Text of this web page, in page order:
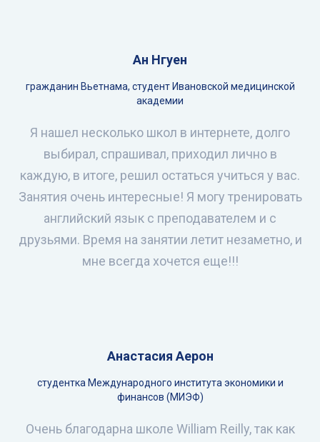
Ан Нгуен
гражданин Вьетнама, студент Ивановской медицинской
академии
Я нашел несколько школ в интернете, долго
выбирал, спрашивал, приходил лично в
каждую, в итоге, решил остаться учиться у вас.
Занятия очень интересные! Я могу тренировать
английский язык с преподавателем и с
друзьями. Время на занятии летит незаметно, и
мне всегда хочется еще!!!
Анастасия Аерон
студентка Международного института экономики и
финансов (МИЭФ)
Очень благодарна школе William Reilly, так как